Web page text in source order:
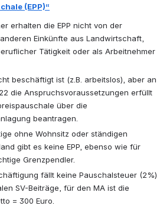
(EPP)“
erhalten die EPP nicht von der
Einkünfte aus Landwirtschaft,
Tätigkeit oder als Arbeitnehmer
beschäftigt ist (z.B. arbeitslos), aber an
die Anspruchsvoraussetzungen erfüllt
über die
beantragen.
ohne Wohnsitz oder ständigen
gibt es keine EPP, ebenso wie für
Grenzpendler.
fällt keine Pauschalsteuer (2%)
SV-Beiträge, für den MA ist die
= 300 Euro.